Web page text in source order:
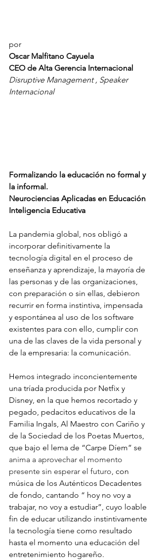
por
Oscar Malfitano Cayuela
CEO de Alta Gerencia Internacional
Disruptive Management , Speaker
Internacional
Formalizando la educación no formal y
la informal.
Neurociencias Aplicadas en Educación
Inteligencia Educativa
La pandemia global, nos obligó a
incorporar definitivamente la
tecnología digital en el proceso de
enseñanza y aprendizaje, la mayoría de
las personas y de las organizaciones,
con preparación o sin ellas, debieron
recurrir en forma instintiva, impensada
y espontánea al uso de los software
existentes para con ello, cumplir con
una de las claves de la vida personal y
de la empresaria: la comunicación.
Hemos integrado inconcientemente
una tríada producida por Netfix y
Disney, en la que hemos recortado y
pegado, pedacitos educativos de la
Familia Ingals, Al Maestro con Cariño y
de la Sociedad de los Poetas Muertos,
que bajo el lema de “Carpe Díem” se
anima a aprovechar el momento
presente sin esperar el futuro, con
música de los Auténticos Decadentes
de fondo, cantando “ hoy no voy a
trabajar, no voy a estudiar”, cuyo loable
fin de educar utilizando instintivamente
la tecnología tiene como resultado
hasta el momento una educación del
entretenimiento hogareño.